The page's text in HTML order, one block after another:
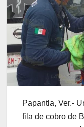
Papantla, Ver.-
fila de cobro de